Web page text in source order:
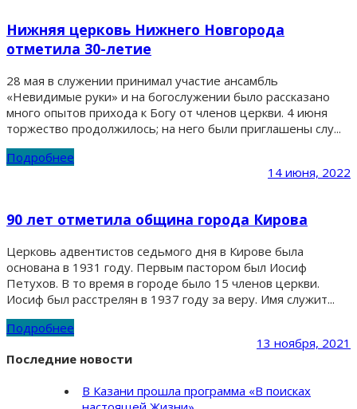
Нижняя церковь Нижнего Новгорода
отметила 30-летие
28 мая в служении принимал участие ансамбль
«Невидимые руки» и на богослужении было рассказано
много опытов прихода к Богу от членов церкви. 4 июня
торжество продолжилось; на него были приглашены слу...
Подробнее
14 июня, 2022
90 лет отметила община города Кирова
Церковь адвентистов седьмого дня в Кирове была
основана в 1931 году. Первым пастором был Иосиф
Петухов. В то время в городе было 15 членов церкви.
Иосиф был расстрелян в 1937 году за веру. Имя служит...
Подробнее
13 ноября, 2021
Последние новости
В Казани прошла программа «В поисках